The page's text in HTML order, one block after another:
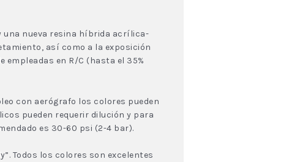
una nueva resina híbrida acrílica-
así como a la exposición
en R/C (hasta el 35%
con aerógrafo los colores pueden
pueden requerir dilución y para
es 30-60 psi (2-4 bar).
Todos los colores son excelentes